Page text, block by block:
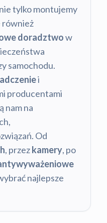
nie tylko montujemy
również
doradztwow
samochodu.
i
producentami
nam na
Od
, przezkamery, po
najlepsze